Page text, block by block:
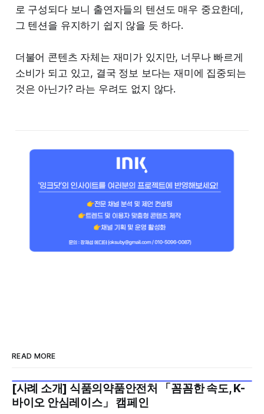
로 구성되다 보니 출연자들의 텐션도 매우 중요한데,
그 텐션을 유지하기 쉽지 않을 듯 하다.
더불어 콘텐츠 자체는 재미가 있지만, 너무나 빠르게
소비가 되고 있고, 결국 정보 보다는 재미에 집중되는
것은 아닌가? 라는 우려도 없지 않다.
READ MORE
2026년 7월 5주
[사례 소개] 식품의약품안전처 「꼼꼼한 속도, K-
바이오 안심레이스」 캠페인